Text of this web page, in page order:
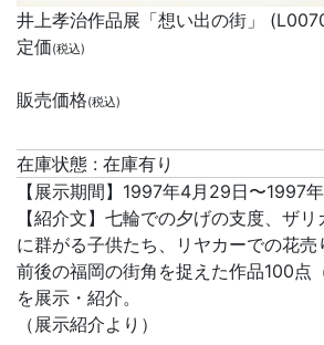
井上孝治作品展「想い出の街」
定価(税込)
販売価格(税込)
在庫状態 : 在庫有り
【展示期間】1997年4月29日〜1997
【紹介文】七輪での夕げの支度、ザ
に群がる子供たち、リヤカーでの花
前後の福岡の街角を捉えた作品100点
を展示・紹介。
（展示紹介より）